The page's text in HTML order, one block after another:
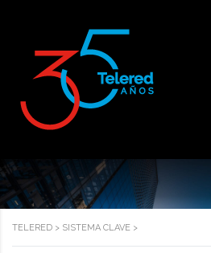
TELERED > SISTEMA CLAVE >